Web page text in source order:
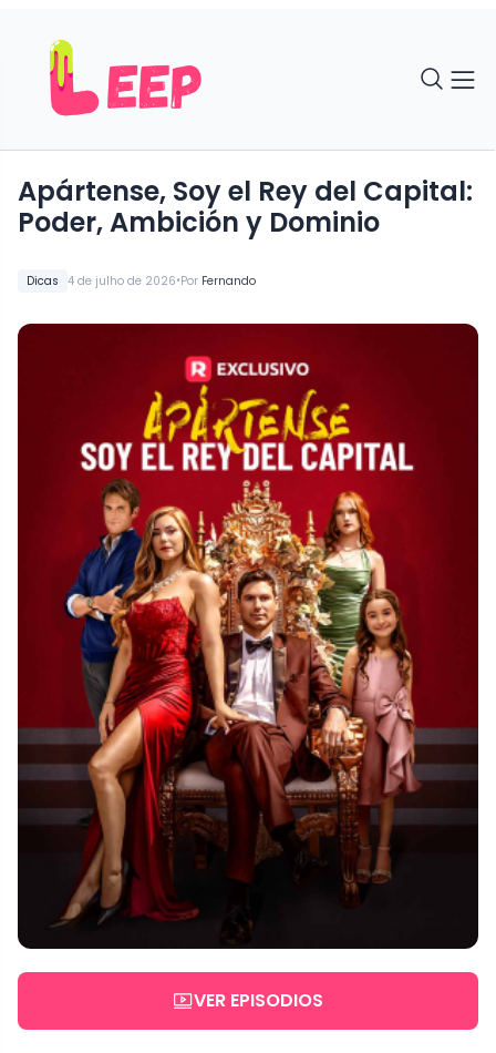
Dicas 4 de julho de 2026•Por Fernando
Apártense, Soy el Rey del Capital:
Poder, Ambición y Dominio
VER EPISODIOS